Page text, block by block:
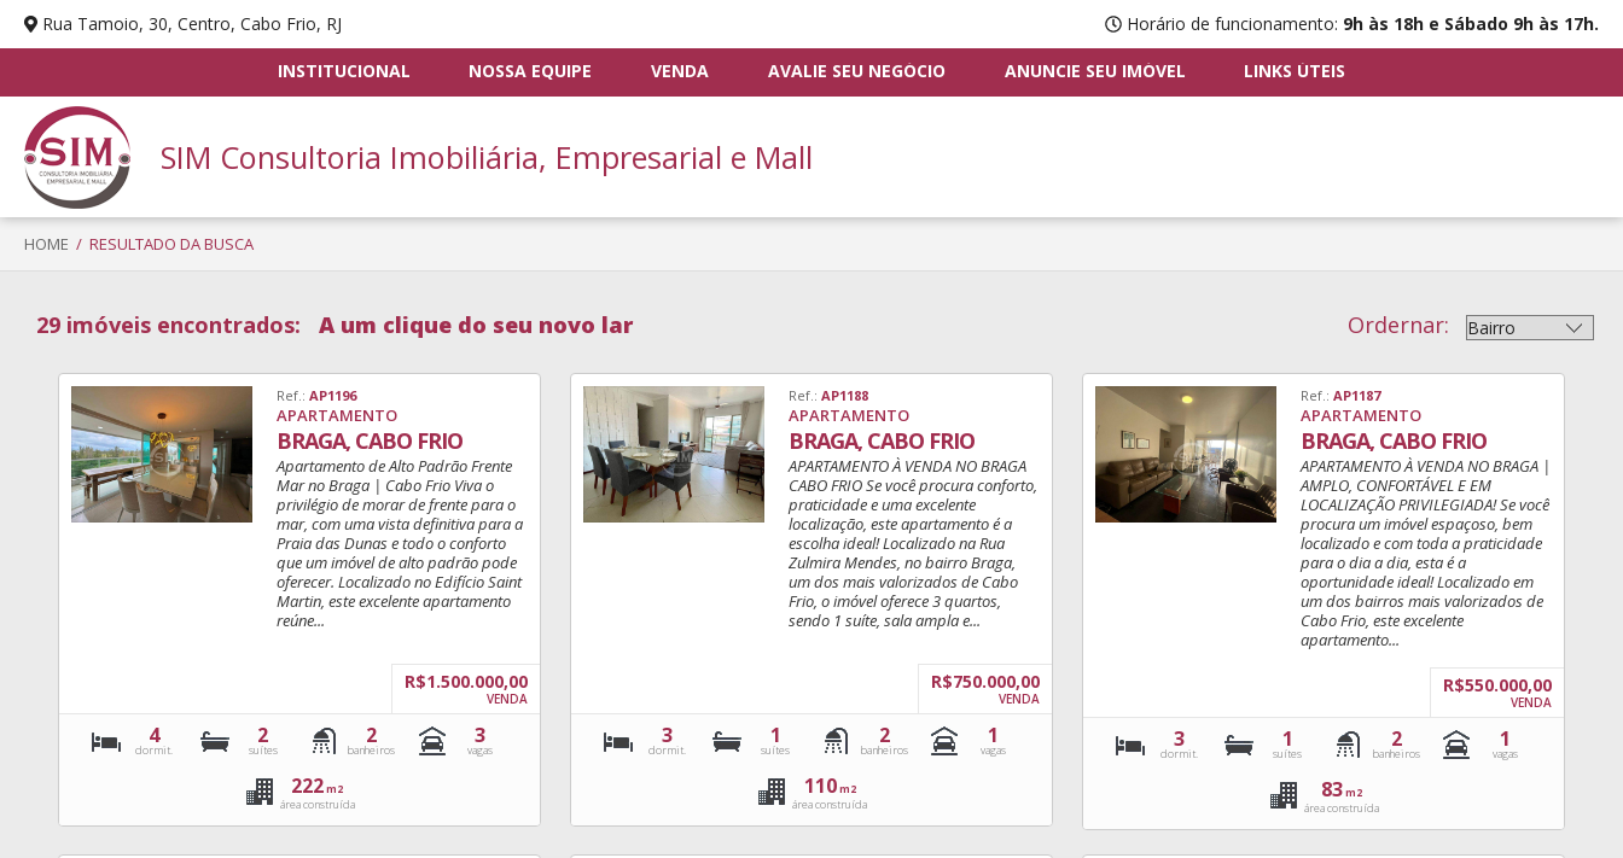
Rua Tamoio, 30, Centro, Cabo Frio, RJ Horário de funcionamento: 9h às 18h e Sábado 9h às 17h.
INSTITUCIONAL NOSSA EQUIPE VENDA AVALIE SEU NEGÓCIO ANUNCIE SEU IMÓVEL LINKS ÚTEIS
SIM Consultoria Imobiliária, Empresarial e Mall
HOME / RESULTADO DA BUSCA
29 imóveis encontrados: A um clique do seu novo lar Ordernar:
Ref.: AP1196
APARTAMENTO
BRAGA, CABO FRIO
Apartamento de Alto Padrão Frente
Mar no Braga | Cabo Frio Viva o
privilégio de morar de frente para o
mar, com uma vista definitiva para a
Praia das Dunas e todo o conforto
que um imóvel de alto padrão pode
oferecer. Localizado no Edifício Saint
Martin, este excelente apartamento
reúne...
R$1.500.000,00
VENDA
4
dormit.
2
suítes
2
banheiros
3
vagas
222 m2
área construída
Ref.: AP1188
APARTAMENTO
BRAGA, CABO FRIO
APARTAMENTO À VENDA NO BRAGA
CABO FRIO Se você procura conforto,
praticidade e uma excelente
localização, este apartamento é a
escolha ideal! Localizado na Rua
Zulmira Mendes, no bairro Braga,
um dos mais valorizados de Cabo
Frio, o imóvel oferece 3 quartos,
sendo 1 suíte, sala ampla e...
R$750.000,00
VENDA
3
dormit.
1
suítes
2
banheiros
1
vagas
110 m2
área construída
Ref.:AP1187
APARTAMENTO
BRAGA, CABO FRIO
APARTAMENTO À VENDA NO BRAGA |
AMPLO, CONFORTÁVEL E EM
LOCALIZAÇÃO PRIVILEGIADA! Se você
procura um imóvel espaçoso, bem
localizado e com toda a praticidade
para o dia a dia, esta é a
oportunidade ideal! Localizado em
um dos bairros mais valorizados de
Cabo Frio, este excelente
apartamento...
R$550.000,00
VENDA
3
dormit.
1
suítes
2
banheiros
1
vagas
83m2
área construída